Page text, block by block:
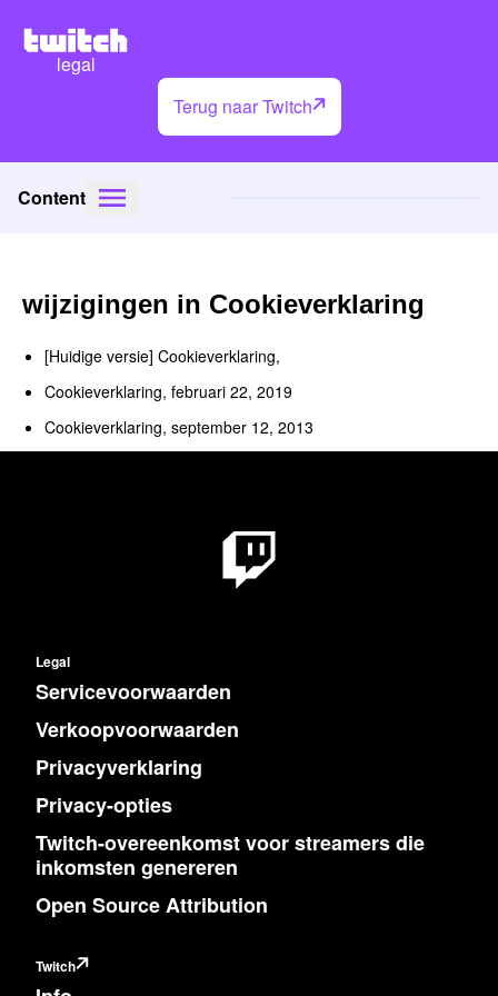
legal
Terug naar Twitch
Content
wijzigingen in Cookieverklaring
[Huidige versie] Cookieverklaring,
Cookieverklaring, februari 22, 2019
Cookieverklaring, september 12, 2013
Legal
Servicevoorwaarden
Verkoopvoorwaarden
Privacyverklaring
Privacy-opties
Twitch-overeenkomst voor streamers die
inkomsten genereren
Open Source Attribution
Twitch